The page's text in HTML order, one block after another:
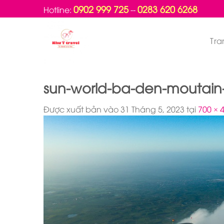
qua
Hotline: 0902 999 725--0283 620 6268
sun-world-ba-den-
Được xuất bản vào31 Tháng 5, 2023 tại 700 ×